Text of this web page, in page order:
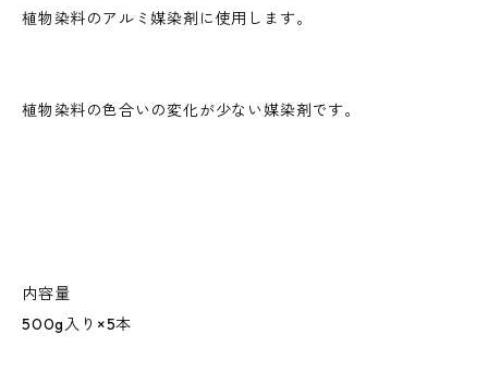
植物染料のアルミ媒染剤に使用します。
植物染料の色合いの変化が少ない媒染剤です。
内容量
500g入り×5本